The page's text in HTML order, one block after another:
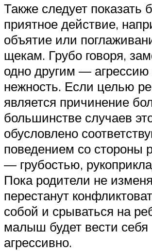
Также следует показать
приятное действие,
объятие или
щекам. Грубо говоря,
одно другим — агрессию
нежность. Если целью
является причинение
большинстве случаев
обусловлено
поведением со стороны
— грубостью,
Пока родители не
перестанут
собой и срываться на
малыш будет вести себя
агрессивно.